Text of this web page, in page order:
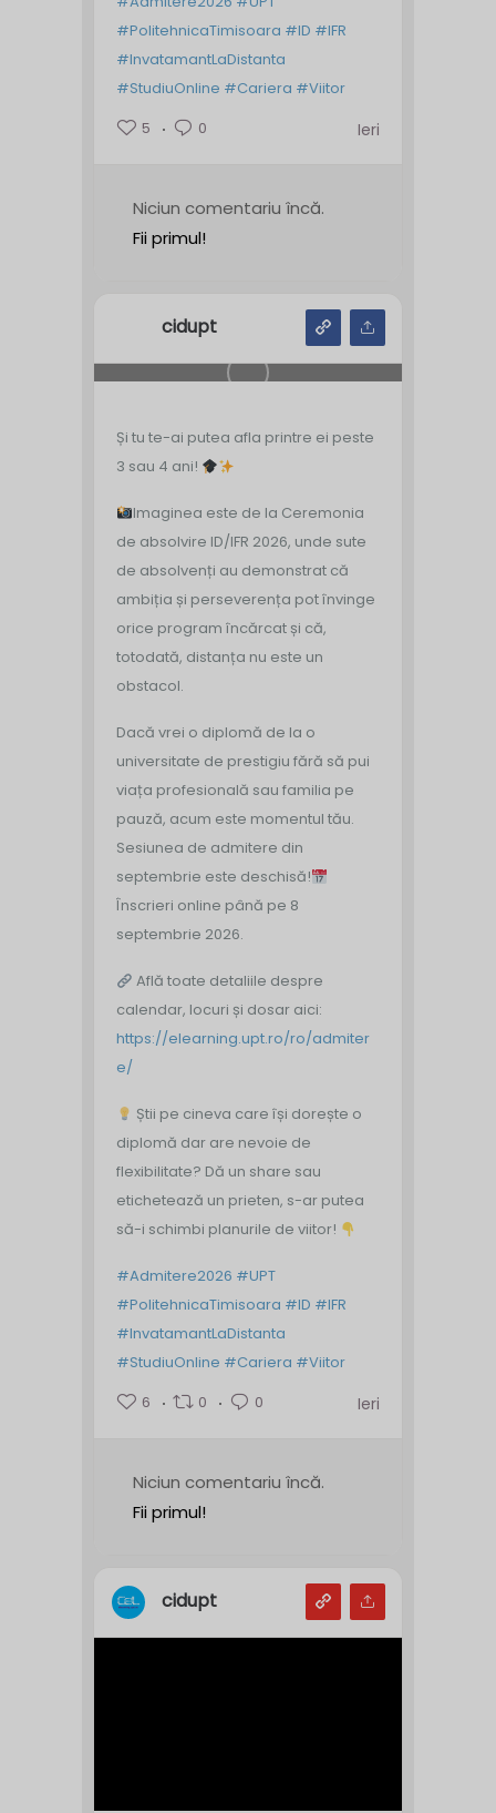
#PolitehnicaTimisoara #ID #IFR
#InvatamantLaDistanta
#StudiuOnline #Cariera #Viitor
5
0 Ieri
Niciun comentariu încă.
Fii primul!
cidupt
Și tu te-ai putea afla printre ei peste
3 sau 4 ani!
Imaginea este de la Ceremonia
de absolvire ID/IFR 2026, unde sute
de absolvenți au demonstrat că
ambiția și perseverența pot învinge
orice program încărcat și că,
totodată, distanța nu este un
obstacol.
Dacă vrei o diplomă de la o
universitate de prestigiu fără să pui
viața profesională sau familia pe
pauză, acum este momentul tău.
Sesiunea de admitere din
septembrie este deschisă!
Înscrieri online până pe 8
septembrie 2026.
Află toate detaliile despre
calendar, locuri și dosar aici:
https://elearning.upt.ro/ro/admiter
e/
Știi pe cineva care își dorește o
diplomă dar are nevoie de
flexibilitate? Dă un share sau
etichetează un prieten, s-ar putea
să-i schimbi planurile de viitor!
#Admitere2026 #UPT
#PolitehnicaTimisoara #ID #IFR
#InvatamantLaDistanta
#StudiuOnline #Cariera #Viitor
6
0 0 Ieri
Niciun comentariu încă.
Fii primul!
cidupt